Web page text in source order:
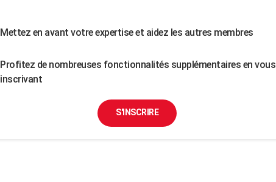
Mettez en avant votre expertise et aidez les autres membres
Profitez de nombreuses fonctionnalités supplémentaires en vous
inscrivant
S'INSCRIRE